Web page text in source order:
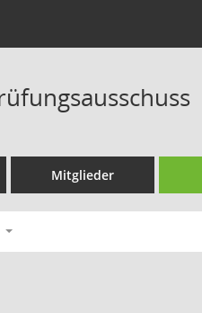
Mitglieder